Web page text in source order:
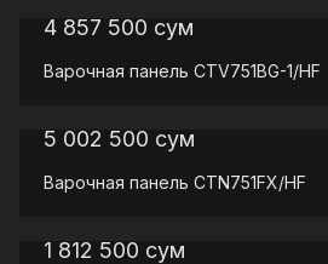
4 857 500 сум
Варочная панель CTV751BG-1/HF
5 002 500 сум
Варочная панель CTN751FX/HF
1 812 500 сум